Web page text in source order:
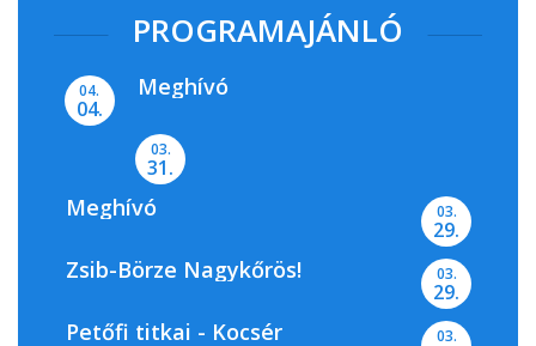
PROGRAMAJÁNLÓ
04.
04.
Meghívó
03.
31.
Meghívó 03.
29.
Zsib-Börze Nagykőrös! 03.
29.
Petőfi titkai - Kocsér 03.